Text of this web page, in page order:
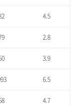
4.5
2.8
3.9
6.5
4.7